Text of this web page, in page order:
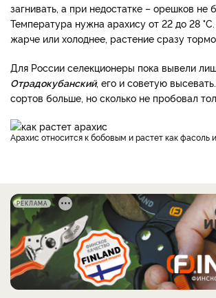
загнивать, а при недостатке – орешков не
Температура нужна арахису от 22 до 28
жарче или холоднее, растение сразу
Для России селекционеры пока вывели
Отрадокубанский, его и советую
сортов больше, но сколько не пробовал
Арахис относится к бобовым и растет как фасоль
РЕКЛАМА